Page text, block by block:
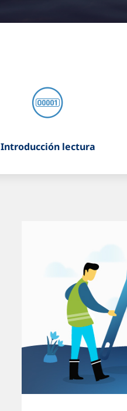
Introducción lectura